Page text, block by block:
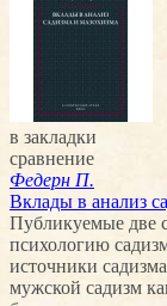
в закладки
сравнение
Федерн П.
Вклады в анализ
Публикуемые две
психологию
источники
мужской садизм